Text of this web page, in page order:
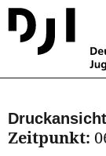
Druckansicht
Zeitpunkt: